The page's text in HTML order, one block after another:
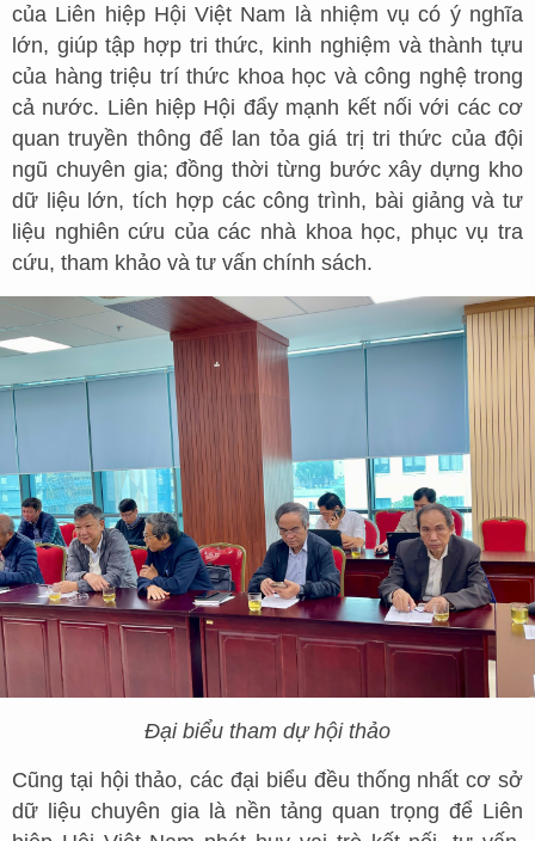
của Liên hiệp Hội Việt Nam là nhiệm vụ có ý nghĩa
lớn, giúp tập hợp tri thức, kinh nghiệm và thành tựu
của hàng triệu trí thức khoa học và công nghệ trong
cả nước. Liên hiệp Hội đẩy mạnh kết nối với các cơ
quan truyền thông để lan tỏa giá trị tri thức của đội
ngũ chuyên gia; đồng thời từng bước xây dựng kho
dữ liệu lớn, tích hợp các công trình, bài giảng và tư
liệu nghiên cứu của các nhà khoa học, phục vụ tra
cứu, tham khảo và tư vấn chính sách.
Đại biểu tham dự hội thảo
Cũng tại hội thảo, các đại biểu đều thống nhất cơ sở
dữ liệu chuyên gia là nền tảng quan trọng để Liên